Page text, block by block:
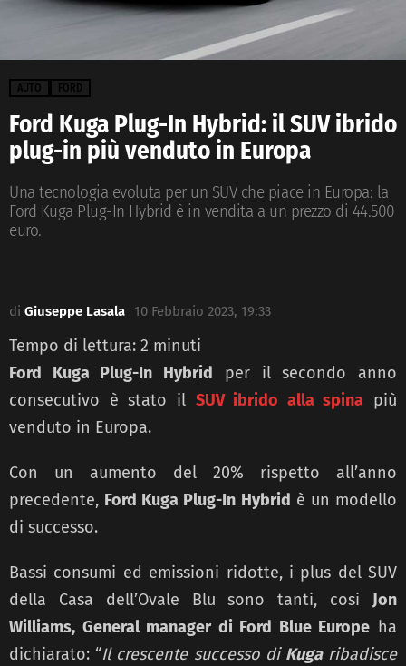
AUTO FORD
Ford Kuga Plug-In Hybrid: il SUV ibrido
plug-in più venduto in Europa
Una tecnologia evoluta per un SUV che piace in Europa: la
Ford Kuga Plug-In Hybrid è in vendita a un prezzo di 44.500
euro.
di Giuseppe Lasala 10 Febbraio 2023, 19:33
Tempo di lettura: 2 minuti
Ford Kuga Plug-In Hybrid per il secondo anno
consecutivo è stato il SUV ibrido alla spina più
venduto in Europa.
Con un aumento del 20% rispetto all’anno
precedente, Ford Kuga Plug-In Hybrid è un modello
di successo.
Bassi consumi ed emissioni ridotte, i plus del SUV
della Casa dell’Ovale Blu sono tanti, cosi Jon
Williams, General manager di Ford Blue Europe ha
dichiarato: “Il crescente successo di Kugaribadisce